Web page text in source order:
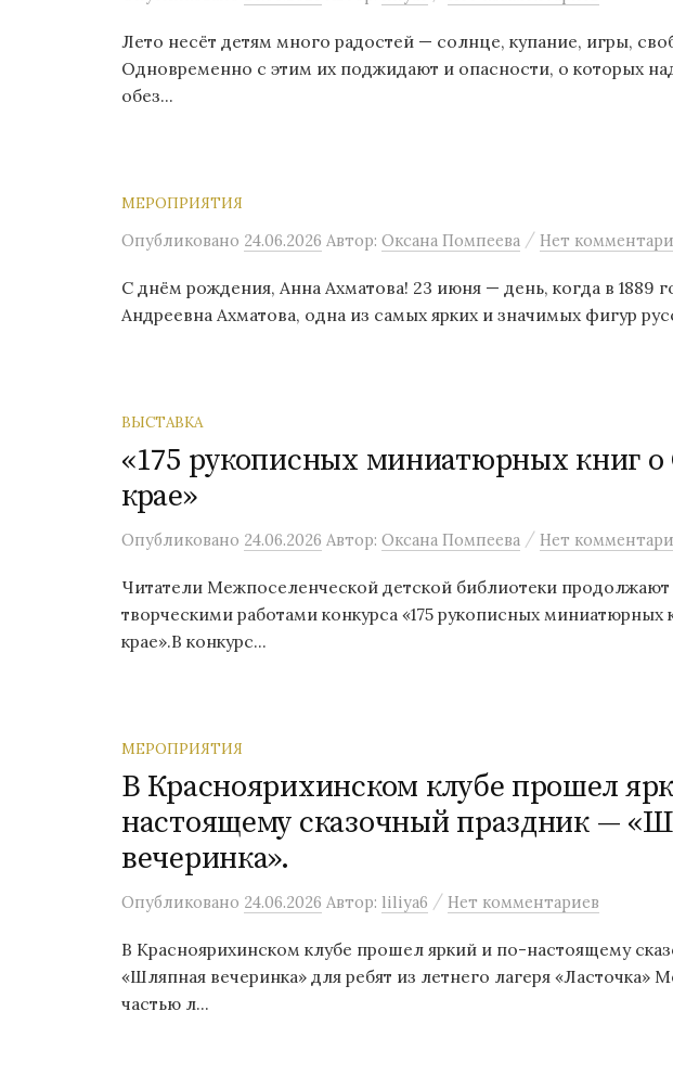
Лето несёт детям много радостей — солнце, купание, игры,
Одновременно с этим их поджидают и опасности, о которых
обез...
МЕРОПРИЯТИЯ
Опубликовано 24.06.2026 Автор: Оксана Помпеева / Нет
С днём рождения, Анна Ахматова! 23 июня — день, когда в 1889
Андреевна Ахматова, одна из самых ярких и значимых фигур
ВЫСТАВКА
«175 рукописных миниатюрных книг о
крае»
Опубликовано 24.06.2026 Автор: Оксана Помпеева / Нет
Читатели Межпоселенческой детской библиотеки продолжают
творческими работами конкурса «175 рукописных миниатюрных
крае».В конкурс...
МЕРОПРИЯТИЯ
В Красноярихинском клубе прошел
настоящему сказочный праздник —
вечеринка».
Опубликовано 24.06.2026 Автор: liliya6 / Нет комментариев
В Красноярихинском клубе прошел яркий и по-настоящему
«Шляпная вечеринка» для ребят из летнего лагеря «Ласточка»
частью л...